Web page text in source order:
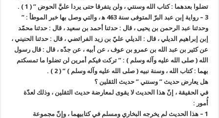
تضلوا بعدهما : كتاب الله وسنتي ، ولن يتفرقا حتى يردا عليَّ الحوض ” ( 1 ) .
3 – رواية إبن عبد البرّ المتوفى سنة 463 ه‍ ، والتي وصل بها خبر الموطأ : ”
وحدثنا عبد الرحمن بن يحيى ، قال : حدثنا أحمد بن سعيد ، قال : حدثنا محمّد
إبن إبراهيم الديلي ، قال : الديلي عليّ بن زيد الفرائضي ، قال : حدثنا الحنيني ،
عن كثير بن عبد الله بن عمرو بن عوف ، عن أبيه ، عن جدّه ، قال : قال رسول
الله ( صلى الله عليه وآله وسلم ) : ” تركت فيكم أمرين لن تضلوا ما تمسكتم
بهما : كتاب الله ، وسنة نبيه ( صلى الله عليه وآله وسلم ) ” ( 2 ) .
هل يعارض حديث ” وسنتي ” حديث الثقلين ؟
في الحقيقة ، إنّ هذا الحديث لا يقوى لمعارضة حديث الثقلين ، وذلك لعدّة
أُمور :
1 – هذا الحديث لم يخرجه البخاري ومسلم في كتابيهما ، وإنّ مجموعة